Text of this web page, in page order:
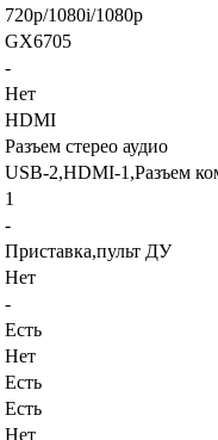
720p/1080i/1080p
GX6705
-
Нет
HDMI
Разъем стерео аудио
USB-2,HDMI-1,Разъем
1
-
Приставка,пульт ДУ
Нет
-
Есть
Нет
Есть
Есть
Нет